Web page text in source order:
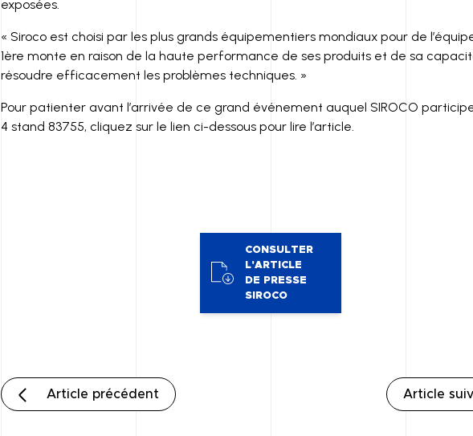
exposées.
« Siroco est choisi par les plus grands équipementiers mondiaux pour de
1ère monte en raison de la haute performance de ses produits et de sa
résoudre efficacement les problèmes techniques. »
Pour patienter avant l’arrivée de ce grand événement auquel SIROCO
4 stand 83755, cliquez sur le lien ci-dessous pour lire l’article.
CONSULTER
L'ARTICLE
DE PRESSE
SIROCO
Article précédent Article